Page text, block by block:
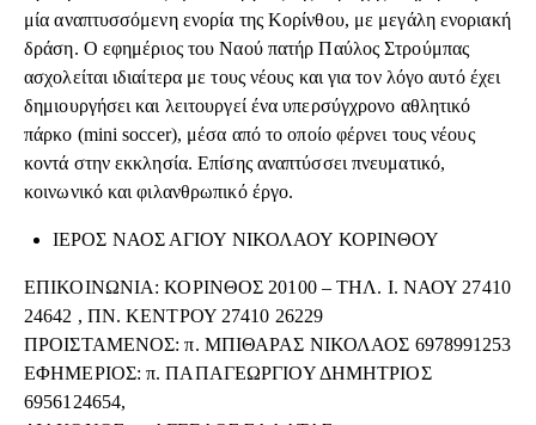
μία αναπτυσσόμενη ενορία της Κορίνθου, με μεγάλη ενοριακή
δράση. Ο εφημέριος του Ναού πατήρ Παύλος Στρούμπας
ασχολείται ιδιαίτερα με τους νέους και για τον λόγο αυτό έχει
δημιουργήσει και λειτουργεί ένα υπερσύγχρονο αθλητικό
πάρκο (mini soccer), μέσα από το οποίο φέρνει τους νέους
κοντά στην εκκλησία. Επίσης αναπτύσσει πνευματικό,
κοινωνικό και φιλανθρωπικό έργο.
ΙΕΡΟΣ ΝΑΟΣ ΑΓΙΟΥ ΝΙΚΟΛΑΟΥ ΚΟΡΙΝΘΟΥ
ΕΠΙΚΟΙΝΩΝΙΑ: ΚΟΡΙΝΘΟΣ 20100 – ΤΗΛ. Ι. ΝΑΟΥ 27410
24642 , ΠΝ. ΚΕΝΤΡΟΥ 27410 26229
ΠΡΟΙΣΤΑΜΕΝΟΣ: π. ΜΠΙΘΑΡΑΣ ΝΙΚΟΛΑΟΣ 6978991253
ΕΦΗΜΕΡΙΟΣ: π. ΠΑΠΑΓΕΩΡΓΙΟΥ ΔΗΜΗΤΡΙΟΣ
6956124654,